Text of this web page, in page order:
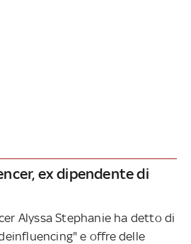
ex dipendente di
Alyssa Stephanie ha detto di
e offre delle